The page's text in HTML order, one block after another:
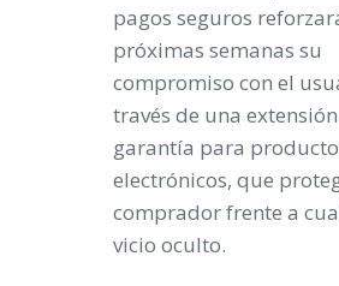
pagos seguros
próximas semanas su
compromiso con el
través de una
garantía para
electrónicos, que
comprador frente a
vicio oculto.